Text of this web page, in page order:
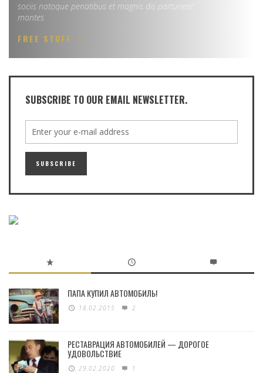
sociis natoque penatibus et magnis dis parturient
montes
FREE STUFF
SUBSCRIBE TO OUR EMAIL NEWSLETTER.
ПАПА КУПИЛ АВТОМОБИЛЬ!
18.02.2015 2
РЕСТАВРАЦИЯ АВТОМОБИЛЕЙ — ДОРОГОЕ
УДОВОЛЬСТВИЕ
29.02.2020 1